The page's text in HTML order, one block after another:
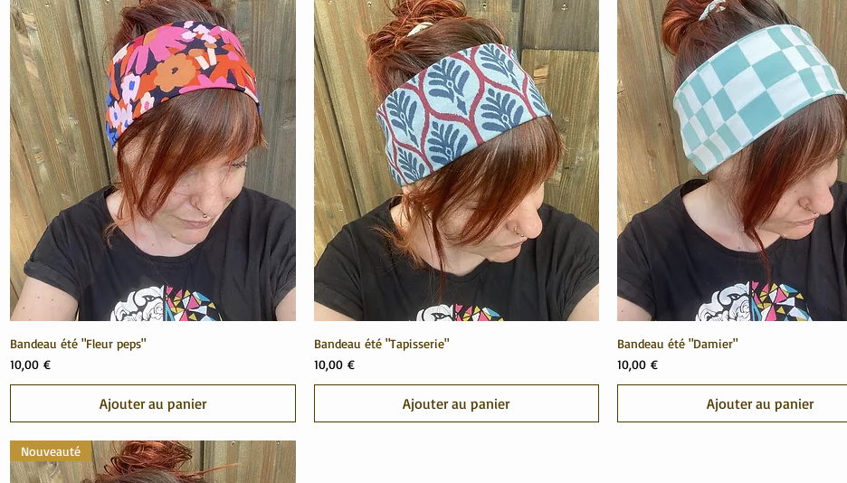
Bandeau été "Fleur peps"
Prix
10,00 €
Ajouter au panier
Bandeau été "Tapisserie"
Prix
10,00 €
Ajouter au panier
Bandeau été "Damier"
Prix
10,00 €
Ajouter au panier
Nouveauté